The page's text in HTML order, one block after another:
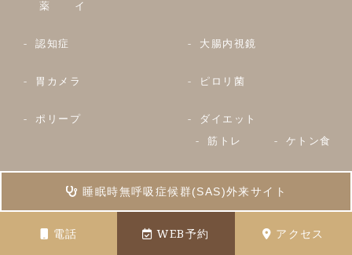
睡眠時無呼吸症候群(SAS)外来サイト
電話 WEB予約 アクセス
薬
イ
認知症 大腸内視鏡
胃カメラ ピロリ菌
ポリープ
ダイエット
筋トレ
ケトン食
プロテイ
ン
ヘ